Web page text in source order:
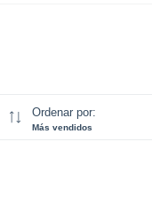
Ordenar por:
Más vendidos